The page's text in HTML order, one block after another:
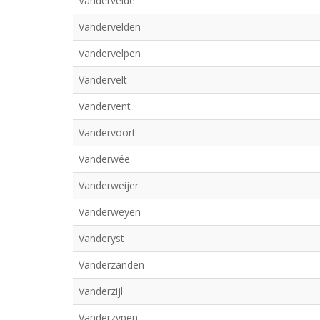
Vandervelden
Vandervelpen
Vandervelt
Vandervent
Vandervoort
Vanderwée
Vanderweijer
Vanderweyen
Vanderyst
Vanderzanden
Vanderzijl